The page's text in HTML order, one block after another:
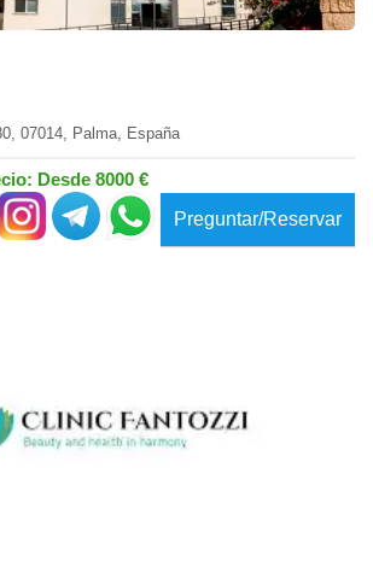
07014, Palma, España
Desde 8000 €
Preguntar/Reservar